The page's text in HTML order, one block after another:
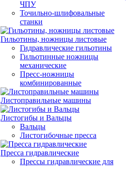
ЧПУ
Точильно-шлифовальные
станки
Гильотины, ножницы листовые
Гидравлические гильотины
Гильотинные ножницы
механические
Пресс-ножницы
комбинированные
Листоправильные машины
Листогибы и Вальцы
Вальцы
Листогибочные пресса
Пресса гидравлические
Прессы гидравлические для